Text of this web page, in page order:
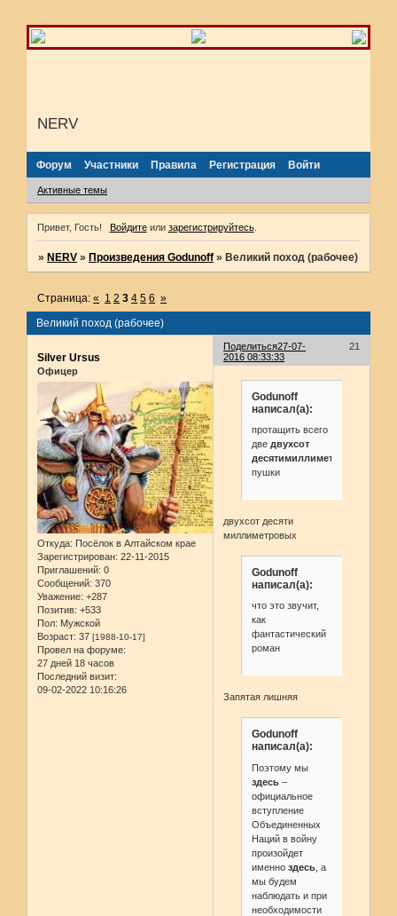
NERV
Форум Участники Правила Регистрация Войти
Активные темы
Привет, Гость! Войдитеили зарегистрируйтесь.
»NERV »Произведения Godunoff »Великий поход (рабочее)
Великий поход (рабочее)
Страница:« 1 2 3 4 5 6 »
Поделиться 21
27-07-
2016 08:33:33
Silver Ursus
Офицер
Откуда: Посёлок в Алтайском крае
Зарегистрирован: 22-11-2015
Приглашений: 0
Сообщений: 370
Уважение: +287
Позитив: +533
Пол: Мужской
Возраст: 37 [1988-10-17]
Провел на форуме:
27 дней 18 часов
Последний визит:
09-02-2022 10:16:26
Godunoff
написал(а):
протащить всего
две двухсот
десятимиллиметровых
пушки
двухсот десяти
миллиметровых
Godunoff
написал(а):
что это звучит,
как
фантастический
роман
Запятая лишняя
Godunoff
написал(а):
Поэтому мы
здесь–
официальное
вступление
Объединенных
Наций в войну
произойдет
именно здесь, а
мы будем
наблюдать и при
необходимости